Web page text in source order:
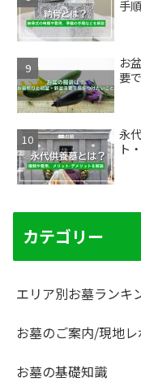
手
お
要
永
ト
カテゴリー
エリア別お墓ランキ
お墓のご案内/現地レ
お墓の基礎知識